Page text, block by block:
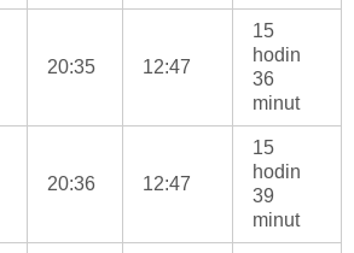
20:35 12:47
15
hodin
36
minut
20:36 12:47
15
hodin
39
minut